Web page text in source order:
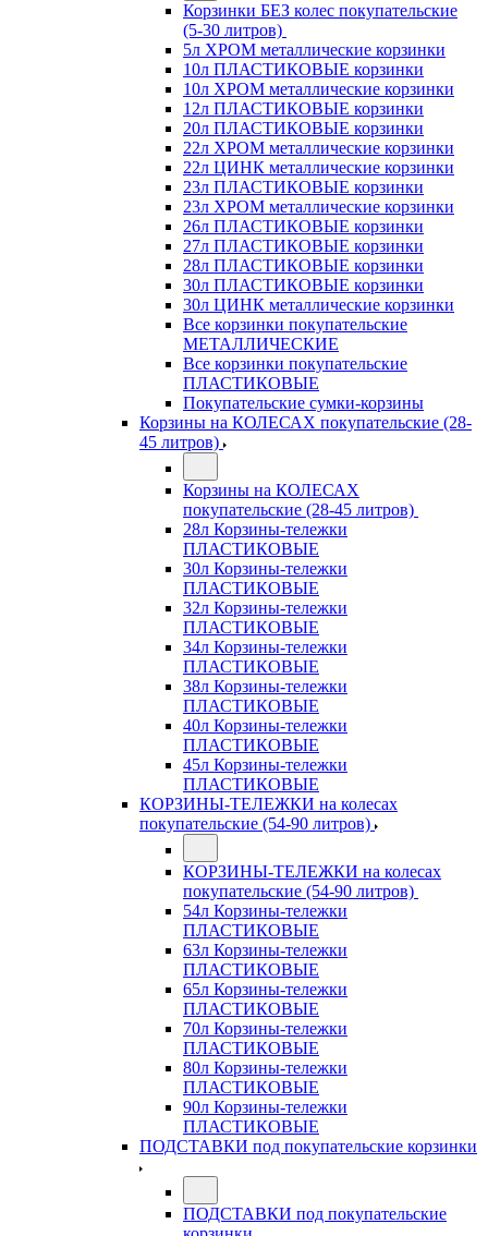
Корзинки БЕЗ колес покупательские
(5-30 литров)
5л ХРОМ металлические корзинки
10л ПЛАСТИКОВЫЕ корзинки
10л ХРОМ металлические корзинки
12л ПЛАСТИКОВЫЕ корзинки
20л ПЛАСТИКОВЫЕ корзинки
22л ХРОМ металлические корзинки
22л ЦИНК металлические корзинки
23л ПЛАСТИКОВЫЕ корзинки
23л ХРОМ металлические корзинки
26л ПЛАСТИКОВЫЕ корзинки
27л ПЛАСТИКОВЫЕ корзинки
28л ПЛАСТИКОВЫЕ корзинки
30л ПЛАСТИКОВЫЕ корзинки
30л ЦИНК металлические корзинки
Все корзинки покупательские
МЕТАЛЛИЧЕСКИЕ
Все корзинки покупательские
ПЛАСТИКОВЫЕ
Покупательские сумки-корзины
Корзины на КОЛЕСАХ покупательские (28-
45 литров)
Корзины на КОЛЕСАХ
покупательские (28-45 литров)
28л Корзины-тележки
ПЛАСТИКОВЫЕ
30л Корзины-тележки
ПЛАСТИКОВЫЕ
32л Корзины-тележки
ПЛАСТИКОВЫЕ
34л Корзины-тележки
ПЛАСТИКОВЫЕ
38л Корзины-тележки
ПЛАСТИКОВЫЕ
40л Корзины-тележки
ПЛАСТИКОВЫЕ
45л Корзины-тележки
ПЛАСТИКОВЫЕ
КОРЗИНЫ-ТЕЛЕЖКИ на колесах
покупательские (54-90 литров)
КОРЗИНЫ-ТЕЛЕЖКИ на колесах
покупательские (54-90 литров)
54л Корзины-тележки
ПЛАСТИКОВЫЕ
63л Корзины-тележки
ПЛАСТИКОВЫЕ
65л Корзины-тележки
ПЛАСТИКОВЫЕ
70л Корзины-тележки
ПЛАСТИКОВЫЕ
80л Корзины-тележки
ПЛАСТИКОВЫЕ
90л Корзины-тележки
ПЛАСТИКОВЫЕ
ПОДСТАВКИ под покупательские корзинки
ПОДСТАВКИ под покупательские